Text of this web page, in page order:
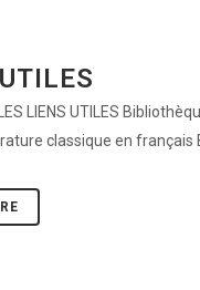
LIENS UTILES
classique en français